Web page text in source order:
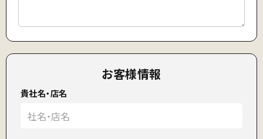
お客様情報
貴社名・店名